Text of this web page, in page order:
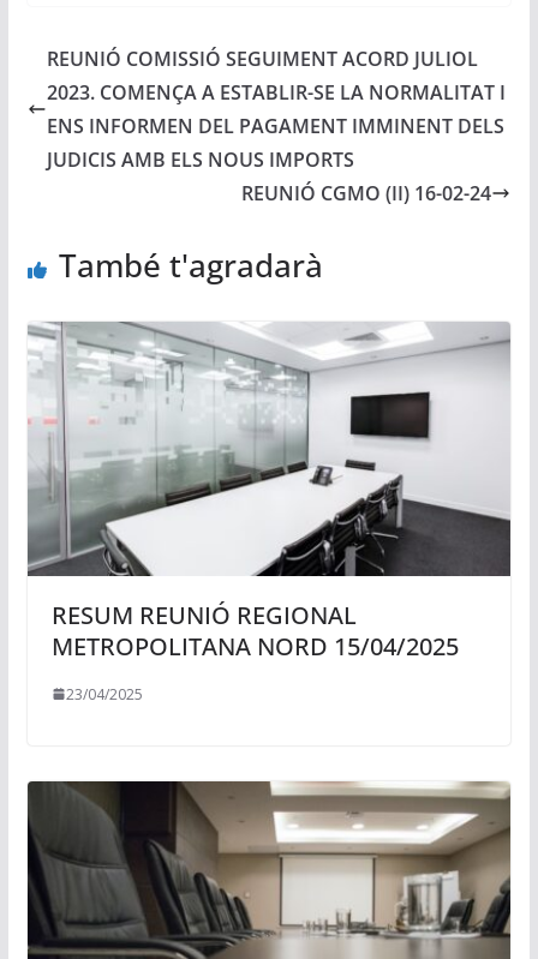
REUNIÓ COMISSIÓ SEGUIMENT ACORD JULIOL
2023. COMENÇA A ESTABLIR-SE LA NORMALITAT I
ENS INFORMEN DEL PAGAMENT IMMINENT DELS
JUDICIS AMB ELS NOUS IMPORTS
REUNIÓ CGMO (II) 16-02-24
També t'agradarà
RESUM REUNIÓ REGIONAL
METROPOLITANA NORD 15/04/2025
23/04/2025